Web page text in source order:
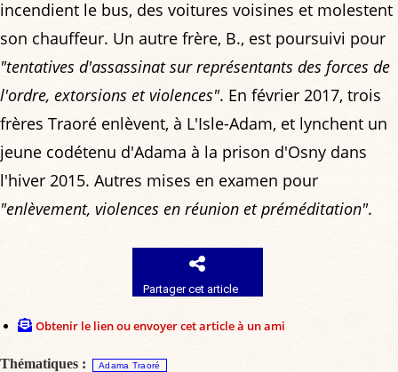
incendient le bus, des voitures voisines et molestent
son chauffeur. Un autre frère, B., est poursuivi pour
"tentatives d'assassinat sur représentants des forces de
l'ordre, extorsions et violences". En février 2017, trois
frères Traoré enlèvent, à L'Isle-Adam, et lynchent un
jeune codétenu d'Adama à la prison d'Osny dans
l'hiver 2015. Autres mises en examen pour
"enlèvement, violences en réunion et préméditation".
Partager cet article
Obtenir le lien ou envoyer cet article à un ami
Thématiques : Adama Traoré